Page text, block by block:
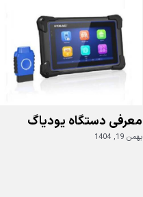
معرفی دستگاه یودیاگ
بهمن 19, 1404